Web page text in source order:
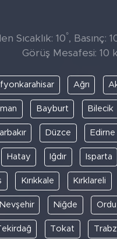
Sıcaklık: 10°, Basınç:
Görüş Mesafesi: 10
Ağrı
Bayburt Bilecik
Düzce Edirne
Hatay Iğdır Isparta
Kırıkkale Kırklareli
Nevşehir Niğde Ordu
Tokat